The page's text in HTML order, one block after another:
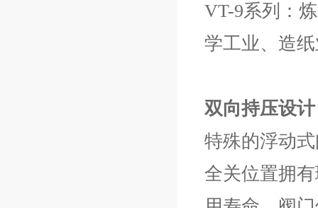
VT-9系列：
学工业、造
双向持压设
特殊的浮动
全关位置拥